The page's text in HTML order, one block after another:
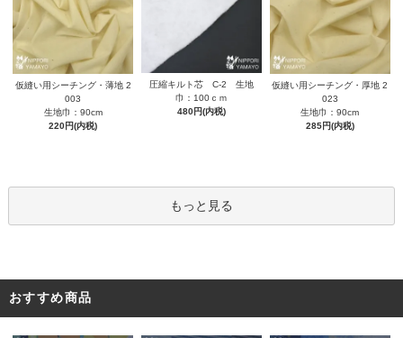
仮縫い用シーチング・薄地 2
003
生地巾：90cm
220円(内税)
圧縮キルト芯 C-2 生地
巾：100ｃｍ
480円(内税)
仮縫い用シーチング・厚地 2
023
生地巾：90cm
285円(内税)
もっと見る
おすすめ商品